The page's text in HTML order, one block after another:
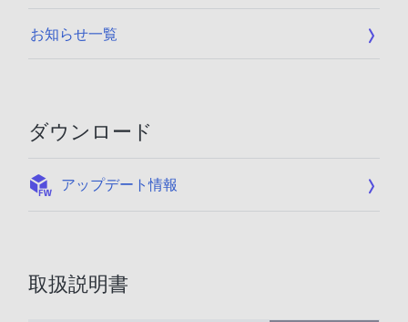
お知らせ一覧
ダウンロード
アップデート情報
取扱説明書